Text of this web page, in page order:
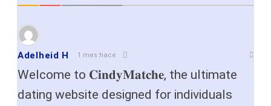
Adelheid H 1 mes hace
Welcome to 𝐂𝐢𝐧𝐝𝐲𝐌𝐚𝐭𝐜𝐡𝐞, the ultimate
dating website designed for individuals